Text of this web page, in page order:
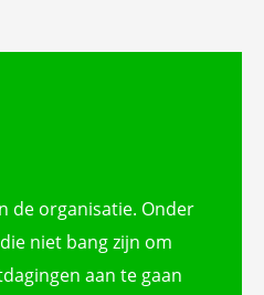
de organisatie. Onder
niet bang zijn om
aan te gaan